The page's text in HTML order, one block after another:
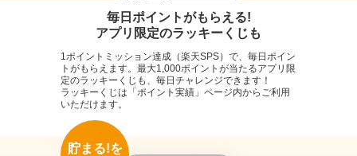
毎日ポイントがもらえる!
アプリ限定のラッキーくじも
1ポイントミッション達成（楽天SPS）で、毎日ポイン
トがもらえます。最大1,000ポイントが当たるアプリ限
定のラッキーくじも、毎日チャレンジできます！
ラッキーくじは「ポイント実績」ページ内からご利用
いただけます。
貯まる!を